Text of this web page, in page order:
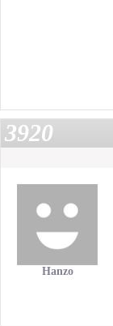
3920
Hanzo